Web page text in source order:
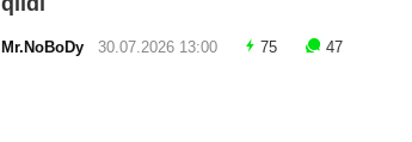
Mr.NoBoDy 30.07.2026 13:00 75 47